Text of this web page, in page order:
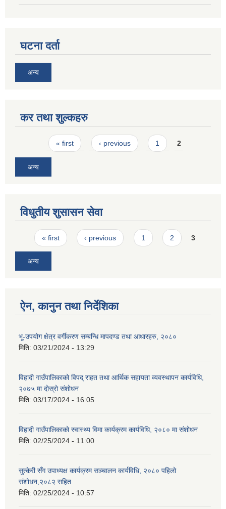
घटना दर्ता
अन्य
कर तथा शुल्कहरु
Pages« first ‹ previous 1 2
अन्य
विधुतीय शुसासन सेवा
Pages
« first ‹ previous 1 2 3
अन्य
ऐन, कानुन तथा निर्देशिका
भू-उपयोग क्षेत्र वर्गीकरण सम्बन्धि मापदण्ड तथा आधारहरु, २०८०
मिति: 03/21/2024 - 13:29
विहादी गाउँपालिकाको विपद् राहत तथा आर्थिक सहायता व्यवस्थापन कार्यविधि,
२०७५ मा दोस्रो संशोधन
मिति: 03/17/2024 - 16:05
विहादी गाउँपालिकाको स्वास्थ्य विमा कार्यक्रम कार्यविधि, २०८० मा संशोधन
मिति: 02/25/2024 - 11:00
सुत्केरी सँग उपाध्यक्ष कार्यक्रम सञ्चालन कार्यविधि, २०८० पहिलो
संशोधन,२०८२ सहित
मिति: 02/25/2024 - 10:57